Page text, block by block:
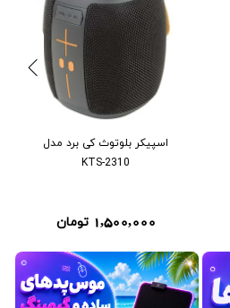
اسپيکر بلوتوث کی برد مدل
KTS-2310
1,500,000 تومان